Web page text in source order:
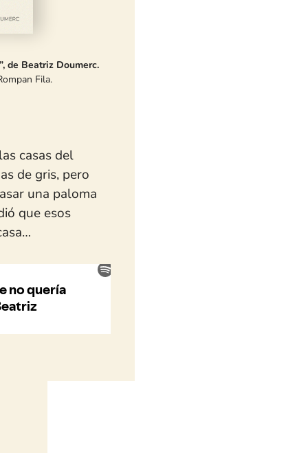
de Beatriz Doumerc.
Fila.
casas del
de gris, pero
una paloma
que esos